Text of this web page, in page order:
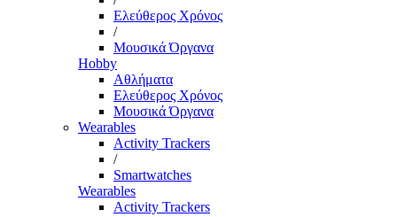
Ελεύθερος Χρόνος
/
Μουσικά Όργανα
Hobby
Αθλήματα
Ελεύθερος Χρόνος
Μουσικά Όργανα
Wearables
Activity Trackers
/
Smartwatches
Wearables
Activity Trackers